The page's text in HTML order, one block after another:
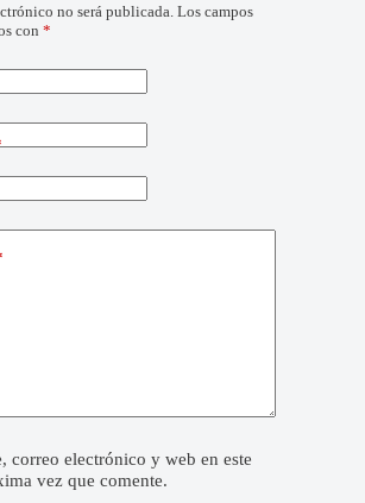
no será publicada. Los campos
con *
correo electrónico y web en este
vez que comente.